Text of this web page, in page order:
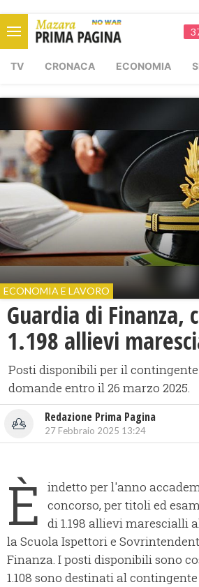
TV CRONACA ECONOMIA
ECONOMIA E LAVORO
Guardia di Finanza,
1.198 allievi
Posti disponibili per il
domande entro il 26 marzo 2025.
Redazione Prima Pagina
27 Febbraio 2025 13:24
È
indetto per l'anno
concorso, per titoli ed
di 1.198 allievi marescialli
la Scuola Ispettori e
Finanza. I posti disponibili sono
1.108 sono destinati al